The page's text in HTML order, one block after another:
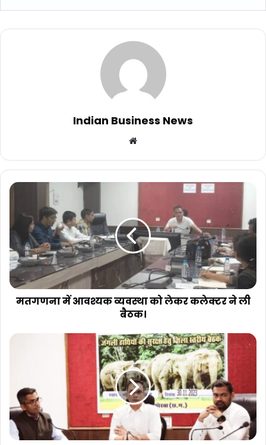
Indian Business News
Website
मतगणना में आवश्यक व्यवस्था को लेकर कलेक्टर ने ली
बैठक।